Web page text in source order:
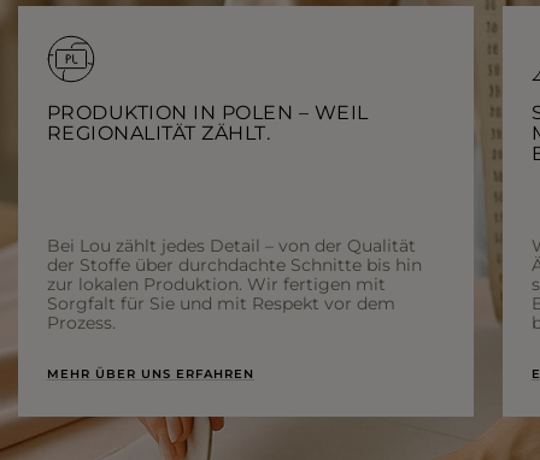
PRODUKTION IN POLEN – WEIL
REGIONALITÄT ZÄHLT.
Bei Lou zählt jedes Detail – von der Qualität
der Stoffe über durchdachte Schnitte bis hin
zur lokalen Produktion. Wir fertigen mit
Sorgfalt für Sie und mit Respekt vor dem
Prozess.
MEHR ÜBER UNS ERFAHREN